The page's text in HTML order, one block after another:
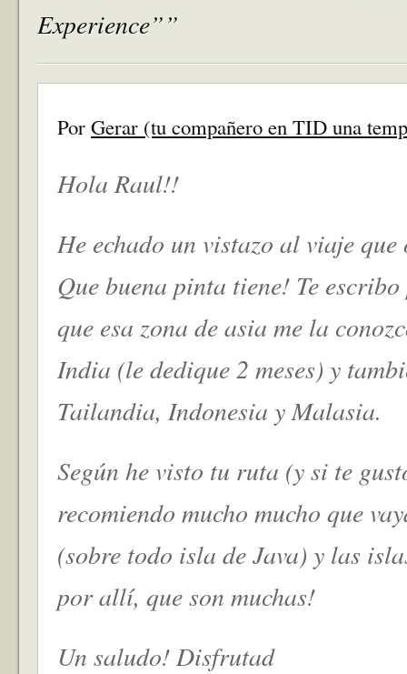
Experience””
Por Gerar (tu compañero en TID una
Hola Raul!!
He echado un vistazo al viaje
Que buena pinta tiene! Te
que esa zona de asia me la
India (le dedique 2 meses) y
Tailandia, Indonesia y Malasia.
Según he visto tu ruta (y si te
recomiendo mucho mucho que
(sobre todo isla de Java) y las
por allí, que son muchas!
Un saludo! Disfrutad